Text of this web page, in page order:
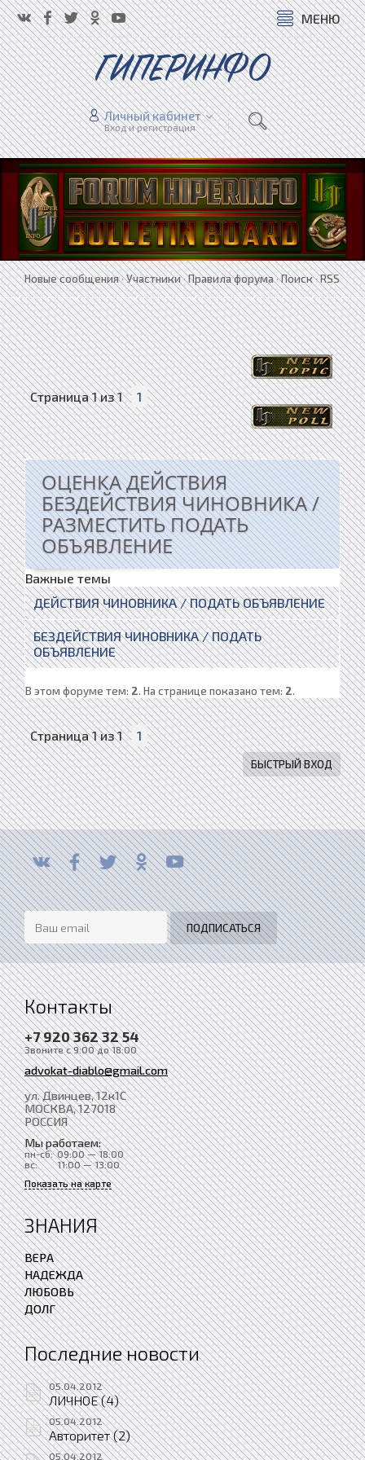
МЕНЮ
ГИПЕРИНФО
Личный кабинет
Вход и регистрация
Новые сообщения·Участники·Правила форума·Поиск·RSS
Страница1из1 1
ОЦЕНКА ДЕЙСТВИЯ
БЕЗДЕЙСТВИЯ ЧИНОВНИКА /
РАЗМЕСТИТЬ ПОДАТЬ
ОБЪЯВЛЕНИЕ
Важные темы
ДЕЙСТВИЯ ЧИНОВНИКА / ПОДАТЬ ОБЪЯВЛЕНИЕ
БЕЗДЕЙСТВИЯ ЧИНОВНИКА / ПОДАТЬ
ОБЪЯВЛЕНИЕ
В этом форуме тем: 2. На странице показано тем: 2.
Страница1из1 1
Контакты
+7 920 362 32 54
Звоните с 9:00 до 18:00
advokat-diablo@gmail.com
ул. Двинцев, 12к1С
МОСКВА, 127018
РОССИЯ
Мы работаем:
пн-сб: 09:00 — 18:00
вс:
11:00 — 13:00
Показать на карте
ЗНАНИЯ
ВЕРА
НАДЕЖДА
ЛЮБОВЬ
ДОЛГ
Последние новости
05.04.2012
ЛИЧНОЕ (4)
05.04.2012
Авторитет (2)
05.04.2012